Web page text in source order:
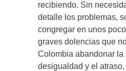
recibiendo. Sin
detalle los problemas,
congregar en unos
graves dolencias que
Colombia abandonar la
desigualdad y el